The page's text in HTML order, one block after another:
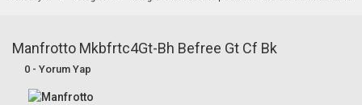
Canon R6 Mark IIIBundle Setler
Alışverişe
Manfrotto Mkbfrtc4Gt-Bh Befree Gt Cf Bk
0 - Yorum Yap